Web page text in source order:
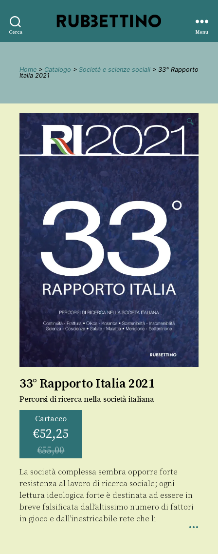
Cerca
editore
Menu
Home > Catalogo > Società e scienze sociali > 33° Rapporto
Italia 2021
🔍
33° Rapporto Italia 2021
Percorsi di ricerca nella società italiana
Cartaceo
€52,25
€55,00
La società complessa sembra opporre forte
resistenza al lavoro di ricerca sociale; ogni
lettura ideologica forte è destinata ad essere in
breve falsificata dall’altissimo numero di fattori
in gioco e dall’inestricabile rete che li